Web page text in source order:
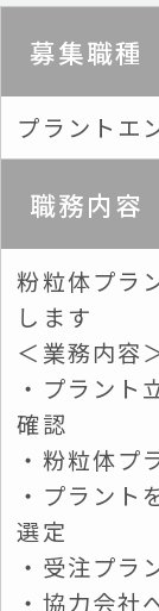
募集職種
プラントエ
職務内容
粉粒体プラ
します
＜業務内容
・プラント
確認
・粉粒体プ
・プラント
選定
・受注プラ
・協力会社